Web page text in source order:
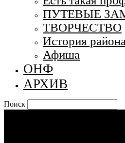
ПУТЕВЫЕ
ТВОРЧЕСТВО
История района
Афиша
ОНФ
АРХИВ
Поиск